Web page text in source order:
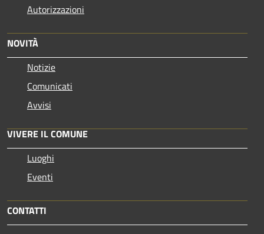
Autorizzazioni
NOVITÀ
Notizie
Comunicati
Avvisi
VIVERE IL COMUNE
Luoghi
Eventi
CONTATTI